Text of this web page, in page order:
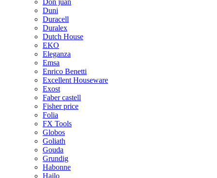
Don juan
Duni
Duracell
Duralex
Dutch House
EKO
Eleganza
Emsa
Enrico Benetti
Excellent Houseware
Exost
Faber castell
Fisher price
Folia
FX Tools
Globos
Goliath
Gouda
Grundig
Habonne
Hailo